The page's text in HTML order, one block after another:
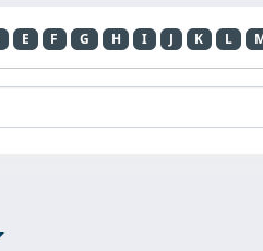
E F G H I J K L